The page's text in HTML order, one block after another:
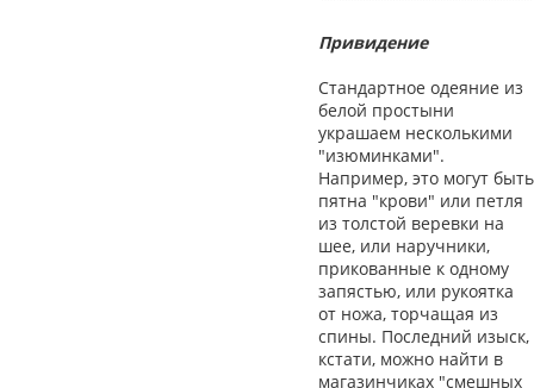
Привидение
Стандартное одеяние из
белой простыни
украшаем несколькими
"изюминками".
Например, это могут быть
пятна "крови" или петля
из толстой веревки на
шее, или наручники,
прикованные к одному
запястью, или рукоятка
от ножа, торчащая из
спины. Последний изыск,
кстати, можно найти в
магазинчиках "смешных